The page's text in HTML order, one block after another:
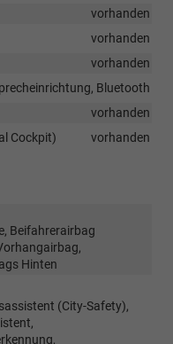
vorhanden
vorhanden
vorhanden
Bluetooth
vorhanden
Cockpit)
vorhanden
Beifahrerairbag
Hinten
(City-Safety),